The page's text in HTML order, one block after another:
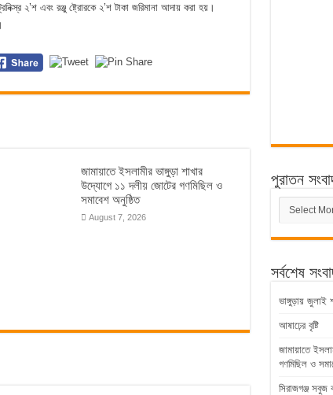
২’শ এবং রঞ্জু ষ্ট্রোরকে ২’শ টাকা জরিমানা আদায় করা হয়।
জামায়াতে ইসলামীর ভাঙ্গুড়া শাখার
উদ্যোগে ১১ দলীয় জোটের গণমিছিল ও
সমাবেশ অনুষ্ঠিত
August 7, 2026
পুরাতন
পুরাতন
সংবাদ
সর্বশেষ
ভাঙ্গুড়ায় জুলাই
আষাঢ়ের বৃষ্টি
জামায়াতে
গণমিছিল ও
সিরাজগঞ্জ